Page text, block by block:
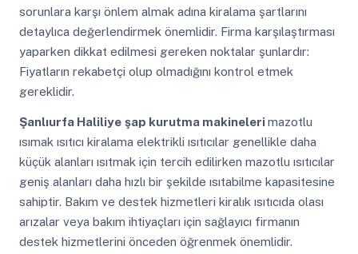
sorunlara karşı önlem almak adına kiralama şartlarını
detaylıca değerlendirmek önemlidir. Firma karşılaştırması
yaparken dikkat edilmesi gereken noktalar şunlardır:
Fiyatların rekabetçi olup olmadığını kontrol etmek
gereklidir.
Şanlıurfa Haliliye şap kurutma makinelerimazotlu
ısımak ısıtıcı kiralama elektrikli ısıtıcılar genellikle daha
küçük alanları ısıtmak için tercih edilirken mazotlu ısıtıcılar
geniş alanları daha hızlı bir şekilde ısıtabilme kapasitesine
sahiptir. Bakım ve destek hizmetleri kiralık ısıtıcıda olası
arızalar veya bakım ihtiyaçları için sağlayıcı firmanın
destek hizmetlerini önceden öğrenmek önemlidir.